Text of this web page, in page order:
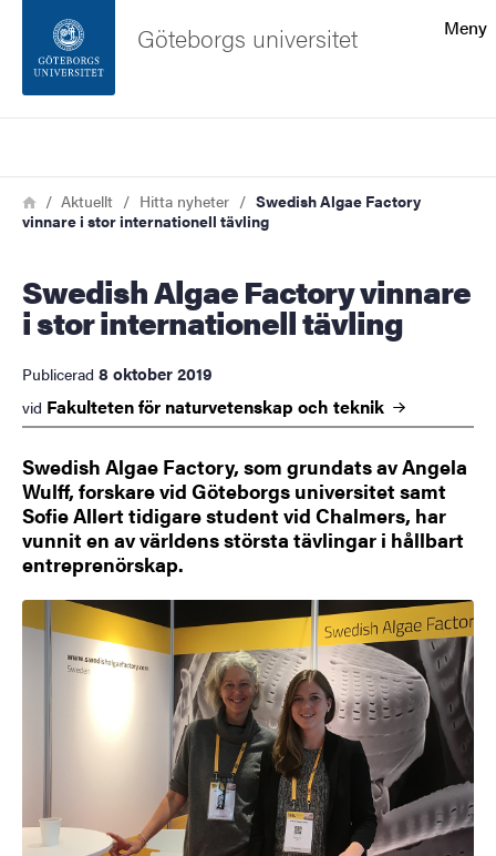
Sidfoten
Om webbplatsen
Meny
Göteborgs universitet
Länkstig
HemAktuellt Hitta nyheter
Swedish Algae Factory
vinnare i stor internationell tävling
Swedish Algae Factory vinnare
i stor internationell tävling
Publicerad 8 oktober 2019
vid Fakulteten för naturvetenskap och teknik
Swedish Algae Factory, som grundats av Angela
Wulff, forskare vid Göteborgs universitet samt
Sofie Allert tidigare student vid Chalmers, har
vunnit en av världens största tävlingar i hållbart
entreprenörskap.